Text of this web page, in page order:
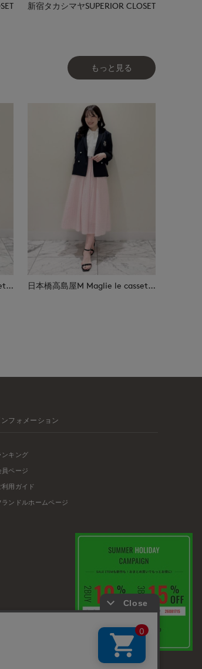
新宿タカシマヤSUPERIOR CLOSET
もっと見る
日本橋高島屋M Maglie le cassetto 日本橋高島屋M Maglie le cassetto
ンフォメーション
ンキング
員ページ
利用ガイド
ランドルホームページ